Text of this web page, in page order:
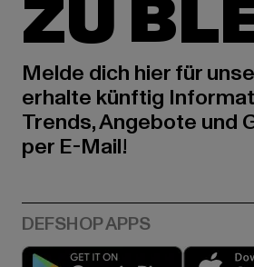
ZU
Melde dich hier für
erhalte künftig
Trends, Angebote und
per E-Mail!
Play